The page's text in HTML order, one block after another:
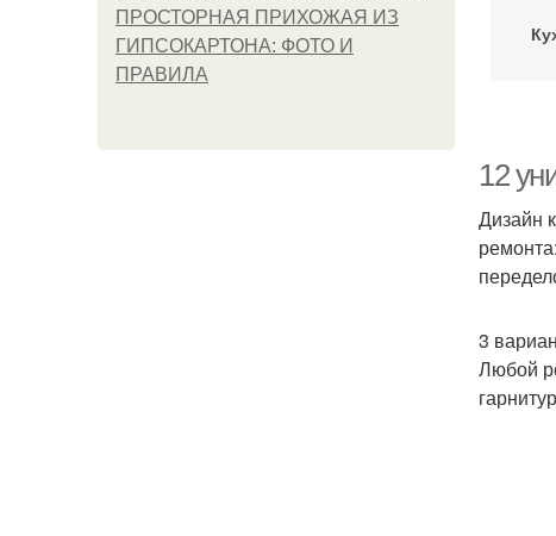
ПРОСТОРНАЯ ПРИХОЖАЯ ИЗ
ГИПСОКАРТОНА: ФОТО И
ПРАВИЛА
12
Дизайн
3
Любой